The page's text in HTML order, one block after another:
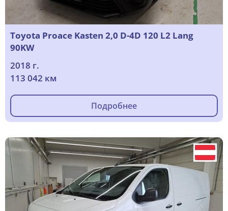
Toyota Proace Kasten 2,0 D-4D 120 L2 Lang
90KW
2018 г.
113 042 км
Подробнее